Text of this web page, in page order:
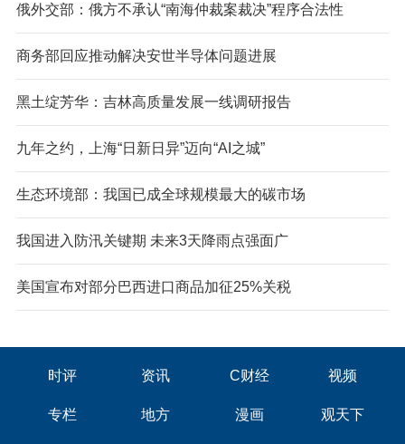
俄外交部：俄方不承认“南海仲裁案裁决”程序合法性
商务部回应推动解决安世半导体问题进展
黑土绽芳华：吉林高质量发展一线调研报告
九年之约，上海“日新日异”迈向“AI之城”
生态环境部：我国已成全球规模最大的碳市场
我国进入防汛关键期 未来3天降雨点强面广
美国宣布对部分巴西进口商品加征25%关税
时评 资讯 C财经 视频
专栏 地方 漫画 观天下